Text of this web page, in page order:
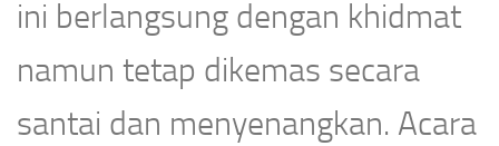
ini berlangsung dengan khidmat
namun tetap dikemas secara
santai dan menyenangkan. Acara